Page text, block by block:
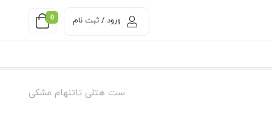
0 ورود / ثبت نام
ست هتلی تاتنهام مشکی